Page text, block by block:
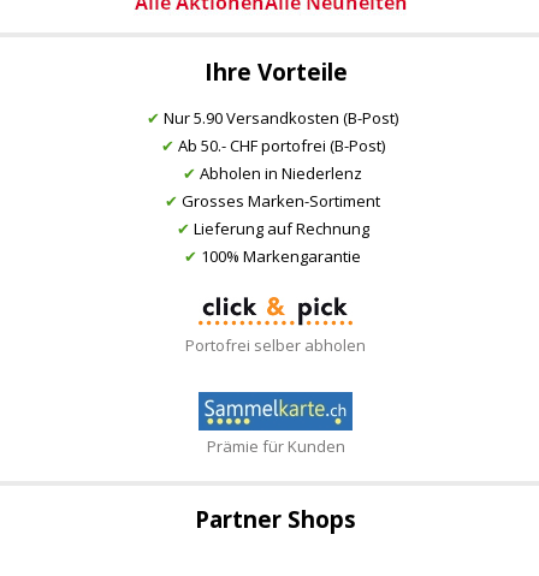
Ihre Vorteile
✔ Nur 5.90 Versandkosten (B-Post)
✔ Ab 50.- CHF portofrei (B-Post)
✔ Abholen in Niederlenz
✔ Grosses Marken-Sortiment
✔ Lieferung auf Rechnung
✔ 100% Markengarantie
Portofrei selber abholen
Prämie für Kunden
Partner Shops